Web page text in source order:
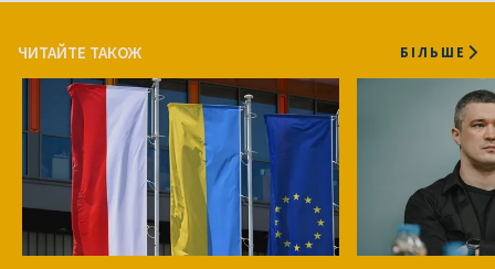
ЧИТАЙТЕ ТАКОЖ БІЛЬШЕ